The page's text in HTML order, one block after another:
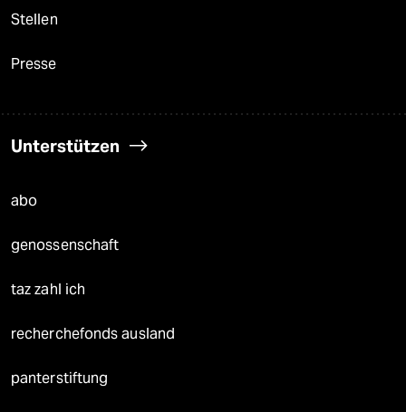
Stellen
Presse
Unterstützen
abo
genossenschaft
taz zahl ich
recherchefonds ausland
panterstiftung